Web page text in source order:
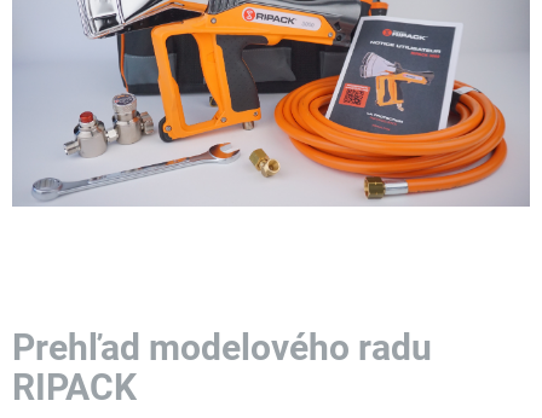
Prehľad modelového radu
RIPACK